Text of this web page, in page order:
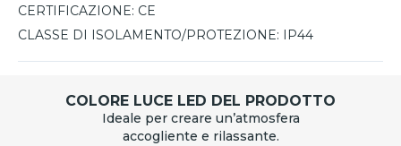
CERTIFICAZIONE: CE
CLASSE DI ISOLAMENTO/PROTEZIONE: IP44
COLORE LUCE LED DEL PRODOTTO
Ideale per creare un’atmosfera
accogliente e rilassante.